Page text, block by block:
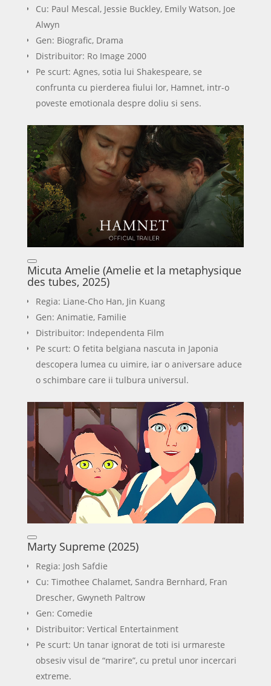
Cu: Paul Mescal, Jessie Buckley, Emily Watson, Joe
Alwyn
Gen: Biografic, Drama
Distribuitor: Ro Image 2000
Pe scurt: Agnes, sotia lui Shakespeare, se
confrunta cu pierderea fiului lor, Hamnet, intr-o
poveste emotionala despre doliu si sens.
Micuta Amelie (Amelie et la metaphysique
des tubes, 2025)
Regia: Liane-Cho Han, Jin Kuang
Gen: Animatie, Familie
Distribuitor: Independenta Film
Pe scurt: O fetita belgiana nascuta in Japonia
descopera lumea cu uimire, iar o aniversare aduce
o schimbare care ii tulbura universul.
Marty Supreme (2025)
Regia: Josh Safdie
Cu: Timothee Chalamet, Sandra Bernhard, Fran
Drescher, Gwyneth Paltrow
Gen: Comedie
Distribuitor: Vertical Entertainment
Pe scurt: Un tanar ignorat de toti isi urmareste
obsesiv visul de “marire”, cu pretul unor incercari
extreme.